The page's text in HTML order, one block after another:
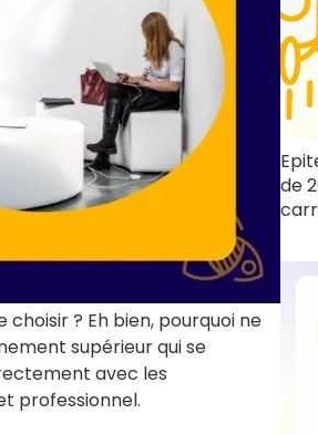
? Eh bien, pourquoi ne
supérieur qui se
avec les
professionnel.
de